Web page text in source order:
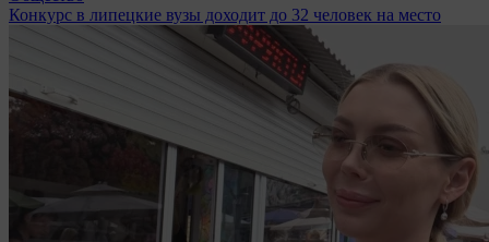
Конкурс в липецкие вузы доходит до 32 человек на место